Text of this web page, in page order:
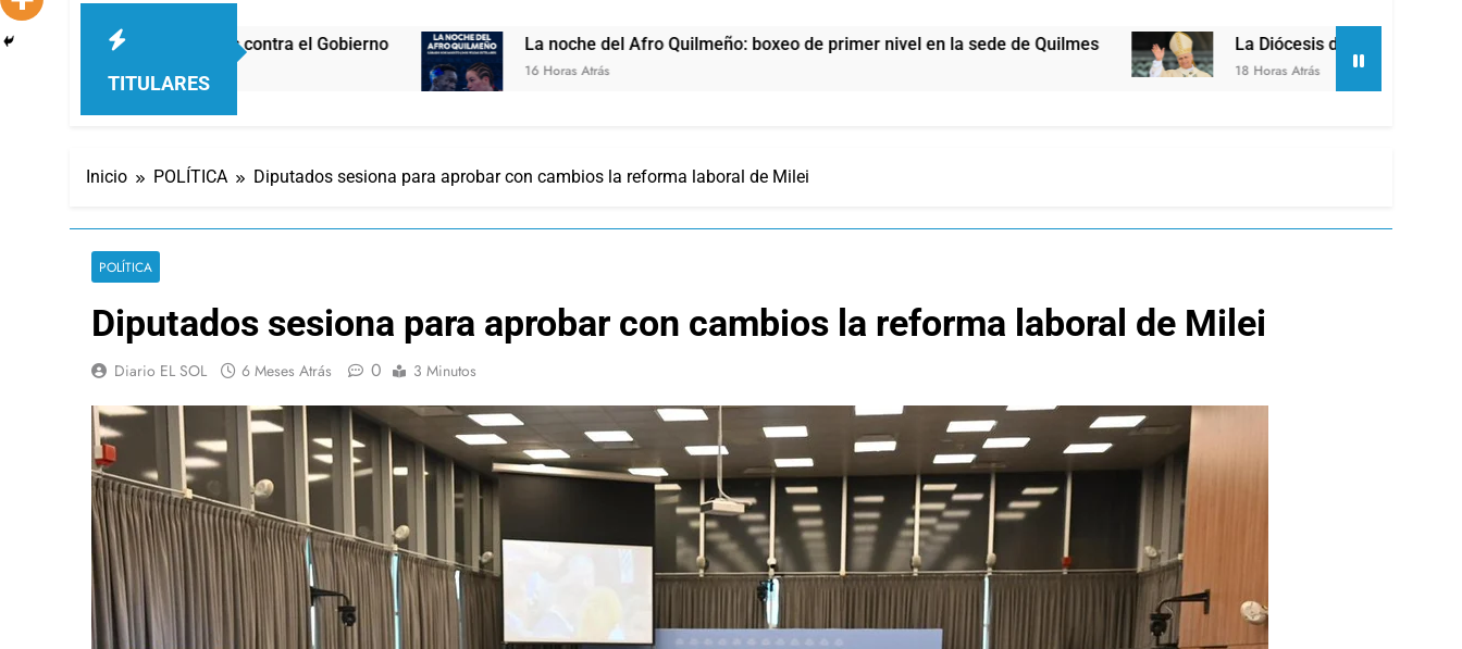
TITULARES
marchas contra el Gobierno La noche del Afro Quilmeño: boxeo de primer nivel en la sede de Quilmes
16 Horas Atrás
La Diócesis de Quilmes celebró la visita del
18 Horas Atrás
Inicio POLÍTICA Diputados sesiona para aprobar con cambios la reforma laboral de Milei
POLÍTICA
Diputados sesiona para aprobar con cambios la reforma laboral de Milei
Diario EL SOL 6 Meses Atrás 0 3 Minutos